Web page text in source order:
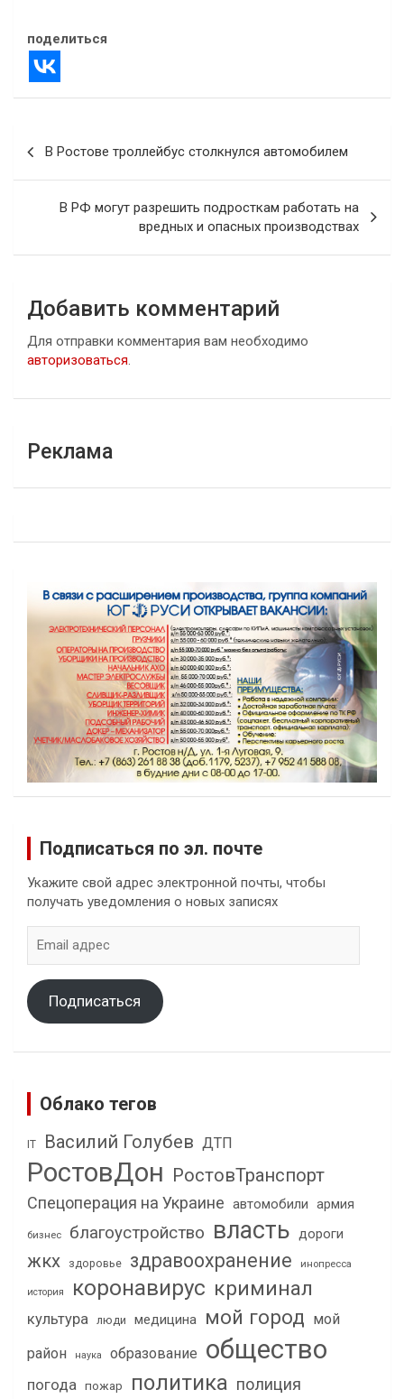
поделиться
записям
В Ростове троллейбус столкнулся автомобилем
В РФ могут разрешить подросткам работать на
вредных и опасных производствах
Добавить комментарий
Для отправки комментария вам необходимо
авторизоваться.
Реклама
Подписаться по эл. почте
Укажите свой адрес электронной почты, чтобы
получать уведомления о новых записях
адрес
Подписаться
Облако тегов
IT Василий Голубев ДТП
РостовДон РостовТранспорт
Спецоперация на Украине автомобили армия
бизнес благоустройство власть дороги
жкх здоровье здравоохранение инопресса
история коронавирус криминал
культура люди медицина мой город мой
район
наука образование общество
погода пожар политика полиция